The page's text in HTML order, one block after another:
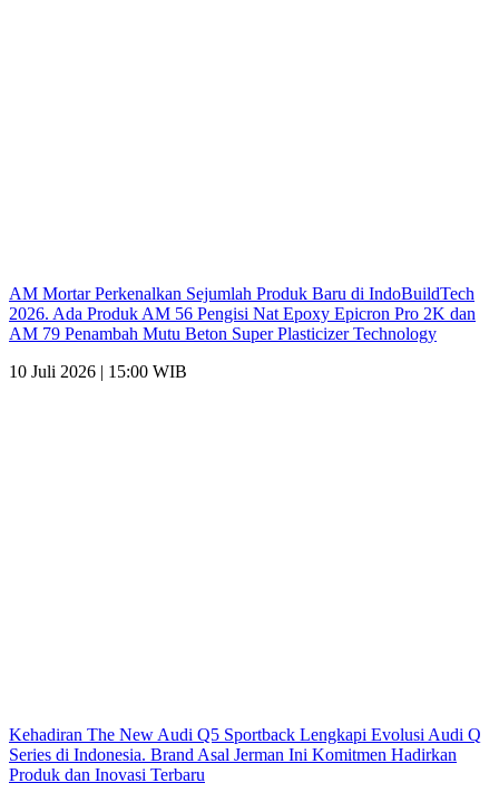
AM Mortar Perkenalkan Sejumlah Produk Baru di IndoBuildTech
2026. Ada Produk AM 56 Pengisi Nat Epoxy Epicron Pro 2K dan
AM 79 Penambah Mutu Beton Super Plasticizer Technology
10 Juli 2026 | 15:00 WIB
Kehadiran The New Audi Q5 Sportback Lengkapi Evolusi Audi Q
Series di Indonesia. Brand Asal Jerman Ini Komitmen Hadirkan
Produk dan Inovasi Terbaru